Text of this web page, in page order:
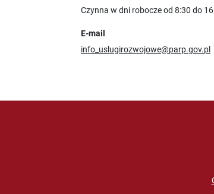
Czynna w dni robocze od 8:30 do
E-mail
info_uslugirozwojowe@parp.gov.pl